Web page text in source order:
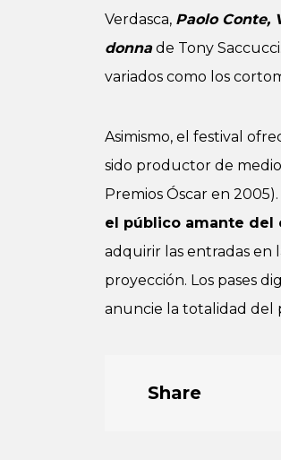
Verdasca, Paolo Conte,
donnade Tony
variados como los
Asimismo, el festival
sido productor de
Premios Óscar en
el público amante del
adquirir las entradas en
proyección. Los pases
anuncie la totalidad del
Share